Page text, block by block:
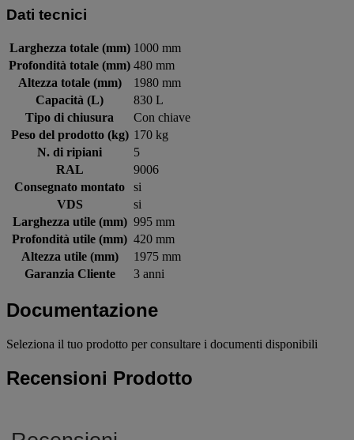
Dati tecnici
Larghezza totale (mm) 1000 mm
Profondità totale (mm) 480 mm
Altezza totale (mm)
1980 mm
Capacità (L)
830 L
Tipo di chiusura
Con chiave
Peso del prodotto (kg) 170 kg
N. di ripiani
5
RAL
9006
Consegnato montato
si
VDS
si
Larghezza utile (mm) 995 mm
Profondità utile (mm) 420 mm
Altezza utile (mm)
1975 mm
Garanzia Cliente
3 anni
Documentazione
Seleziona il tuo prodotto per consultare i documenti disponibili
Recensioni Prodotto